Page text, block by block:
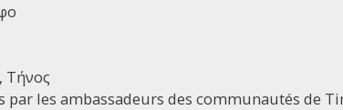
Τήνος
par les ambassadeurs des communautés de